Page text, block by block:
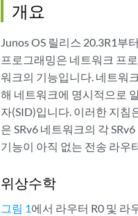
개요
Junos OS 릴리스 20.3R1부
프로그래밍은 네트워크 프
워크의 기능입니다. 네트워
해 네트워크에 명시적으로
자(SID)입니다. 이러한 지침
은 SRv6 네트워크의 각
기능이 아직 없는 전송 라우
위상수학
그림 1에서 라우터 R0 및 라